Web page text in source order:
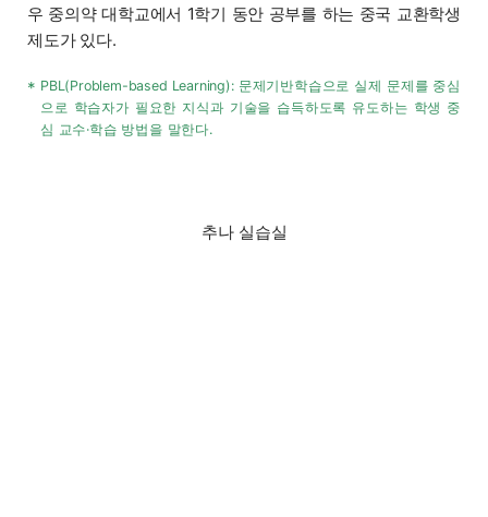
우 중의약 대학교에서 1학기 동안 공부를 하는 중국 교환학생
제도가 있다.
* PBL(Problem-based Learning): 문제기반학습으로 실제 문제를 중심
으로 학습자가 필요한 지식과 기술을 습득하도록 유도하는 학생 중
심 교수·학습 방법을 말한다.
추나 실습실